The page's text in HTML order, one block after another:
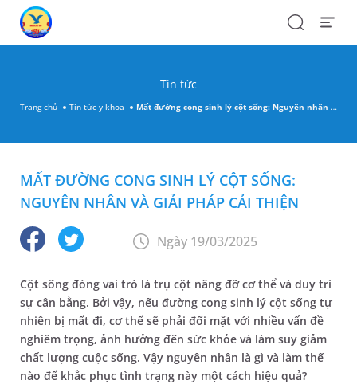
SearchOpen
Tin tức
Trang chủ Tin tức y khoa Mất đường cong sinh lý cột sống: Nguyên nhân và giải pháp cải thiện
MẤT ĐƯỜNG CONG SINH LÝ CỘT SỐNG:
NGUYÊN NHÂN VÀ GIẢI PHÁP CẢI THIỆN
Ngày 19/03/2025
Cột sống đóng vai trò là trụ cột nâng đỡ cơ thể và duy trì
sự cân bằng. Bởi vậy, nếu đường cong sinh lý cột sống tự
nhiên bị mất đi, cơ thể sẽ phải đối mặt với nhiều vấn đề
nghiêm trọng, ảnh hưởng đến sức khỏe và làm suy giảm
chất lượng cuộc sống. Vậy nguyên nhân là gì và làm thế
nào để khắc phục tình trạng này một cách hiệu quả?